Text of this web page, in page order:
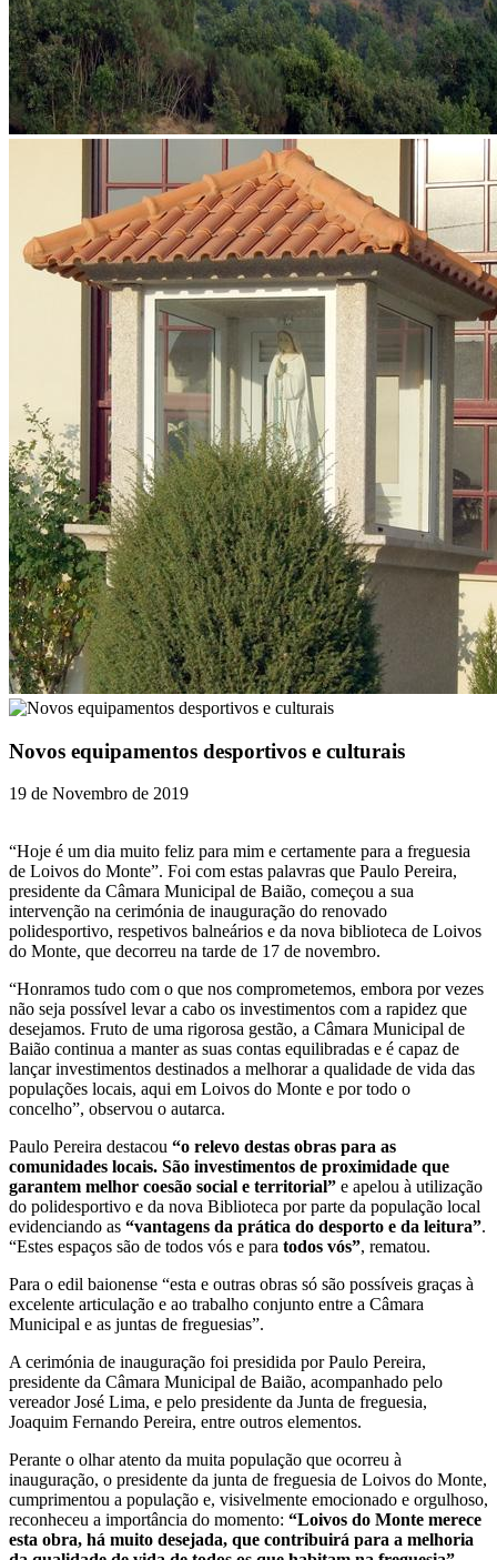
Novos equipamentos desportivos e culturais
19 de Novembro de 2019
“Hoje é um dia muito feliz para mim e certamente para a freguesia
de Loivos do Monte”. Foi com estas palavras que Paulo Pereira,
presidente da Câmara Municipal de Baião, começou a sua
intervenção na cerimónia de inauguração do renovado
polidesportivo, respetivos balneários e da nova biblioteca de Loivos
do Monte, que decorreu na tarde de 17 de novembro.
“Honramos tudo com o que nos comprometemos, embora por vezes
não seja possível levar a cabo os investimentos com a rapidez que
desejamos. Fruto de uma rigorosa gestão, a Câmara Municipal de
Baião continua a manter as suas contas equilibradas e é capaz de
lançar investimentos destinados a melhorar a qualidade de vida das
populações locais, aqui em Loivos do Monte e por todo o
concelho”, observou o autarca.
Paulo Pereira destacou “o relevo destas obras para as
comunidades locais. São investimentos de proximidade que
garantem melhor coesão social e territorial” e apelou à utilização
do polidesportivo e da nova Biblioteca por parte da população local
evidenciando as “vantagens da prática do desporto e da leitura”.
“Estes espaços são de todos vós e para todos vós”, rematou.
Para o edil baionense “esta e outras obras só são possíveis graças à
excelente articulação e ao trabalho conjunto entre a Câmara
Municipal e as juntas de freguesias”.
A cerimónia de inauguração foi presidida por Paulo Pereira,
presidente da Câmara Municipal de Baião, acompanhado pelo
vereador José Lima, e pelo presidente da Junta de freguesia,
Joaquim Fernando Pereira, entre outros elementos.
Perante o olhar atento da muita população que ocorreu à
inauguração, o presidente da junta de freguesia de Loivos do Monte,
cumprimentou a população e, visivelmente emocionado e orgulhoso,
reconheceu a importância do momento: “Loivos do Monte merece
esta obra, há muito desejada, que contribuirá para a melhoria